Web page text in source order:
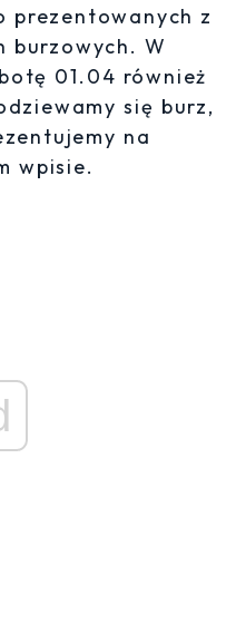
prezentowanych z
burzowych. W
01.04 również
się burz,
na
wpisie.